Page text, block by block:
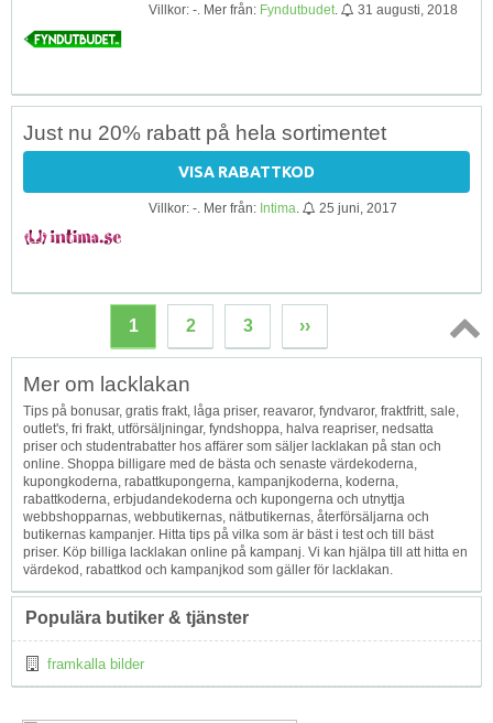
Villkor: -. Mer från: Fyndutbudet 31 augusti, 2018
Just nu 20% rabatt på hela sortimentet
VISA RABATTKOD
Villkor: -. Mer från: Intima 25 juni, 2017
1 2 3 ››
Topp
Mer om lacklakan
Tips på bonusar, gratis frakt, låga priser, reavaror, fyndvaror, fraktfritt, sale,
outlet's, fri frakt, utförsäljningar, fyndshoppa, halva reapriser, nedsatta
priser och studentrabatter hos affärer som säljer lacklakan på stan och
online. Shoppa billigare med de bästa och senaste värdekoderna,
kupongkoderna, rabattkupongerna, kampanjkoderna, koderna,
rabattkoderna, erbjudandekoderna och kupongerna och utnyttja
webbshopparnas, webbutikernas, nätbutikernas, återförsäljarna och
butikernas kampanjer. Hitta tips på vilka som är bäst i test och till bäst
priser. Köp billiga lacklakan online på kampanj. Vi kan hjälpa till att hitta en
värdekod, rabattkod och kampanjkod som gäller för lacklakan.
Populära butiker & tjänster
framkalla bilder